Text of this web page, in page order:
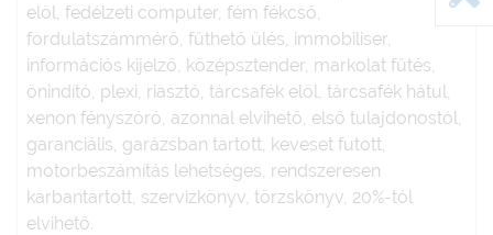
elöl, fedélzeti computer, fém fékcső,
fordulatszámmérő, fűthető ülés, immobiliser,
információs kijelző, középsztender, markolat fűtés,
önindító, plexi, riasztó, tárcsafék elöl, tárcsafék hátul,
xenon fényszóró, azonnal elvihető, első tulajdonostól,
garanciális, garázsban tartott, keveset futott,
motorbeszámítás lehetséges, rendszeresen
karbantartott, szervizkönyv, törzskönyv, 20%-tól
elvihető.